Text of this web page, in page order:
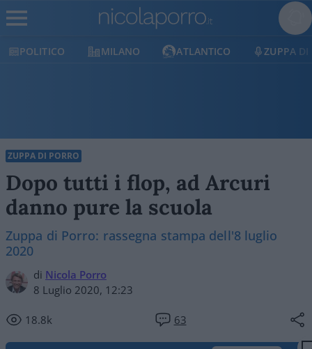
POLITICO MILANO ATLANTICO ZUPPA DI
ZUPPA DI PORRO
Dopo tutti i flop, ad Arcuri
danno pure la scuola
Zuppa di Porro: rassegna stampa dell'8 luglio
2020
di Nicola Porro
8 Luglio 2020, 12:23
18.8k 63